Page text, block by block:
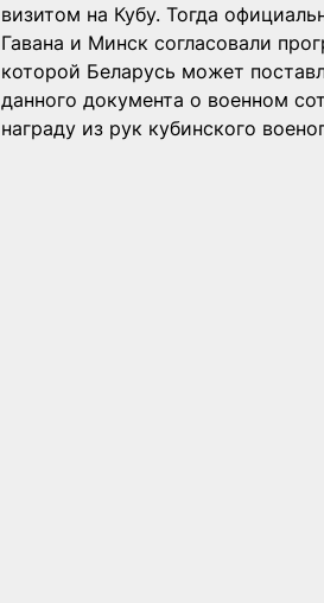
визитом на Кубу. Тогда
Гавана и Минск согласовали
которой Беларусь может
данного документа о военном
награду из рук кубинского